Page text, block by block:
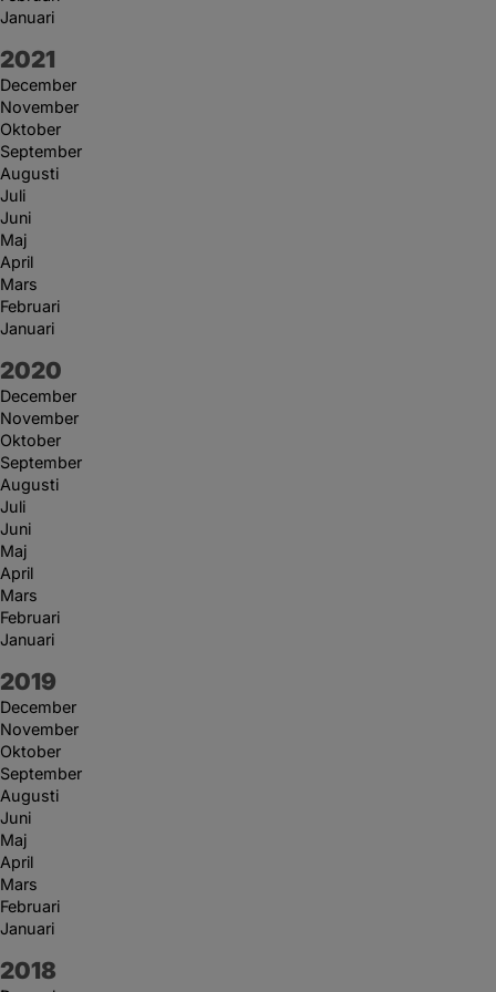
Januari
År:
2021
December
November
Oktober
September
Augusti
Juli
Juni
Maj
April
Mars
Februari
Januari
År:
2020
December
November
Oktober
September
Augusti
Juli
Juni
Maj
April
Mars
Februari
Januari
År:
2019
December
November
Oktober
September
Augusti
Juni
Maj
April
Mars
Februari
Januari
År:
2018